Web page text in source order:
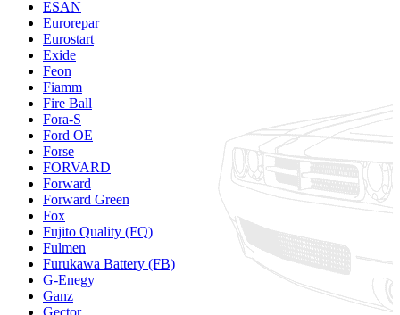
ESAN
Eurorepar
Eurostart
Exide
Feon
Fiamm
Fire Ball
Fora-S
Ford OE
Forse
FORVARD
Forward
Forward Green
Fox
Fujito Quality (FQ)
Fulmen
Furukawa Battery (FB)
G-Enegy
Ganz